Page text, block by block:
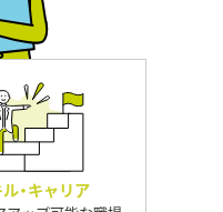
・キャリア